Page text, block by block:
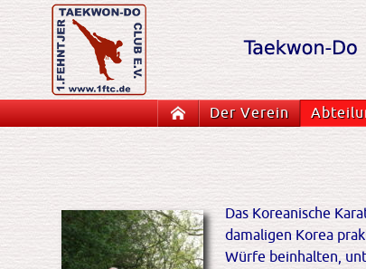
Navigation
StartseiteDer Verein
Das Koreanische
damaligen Korea
Würfe beinhalten,